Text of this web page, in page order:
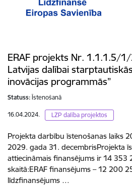
ERAF projekts Nr. 1.1.1.5/
Latvijas dalībai
inovācijas programmās”
Statuss: Īstenošanā
16.04.2024. LZP dalība projektos
Projekta darbību īstenošanas laiks
2029. gada 31. decembrisProjekta
attiecināmais finansējums ir 14 353
skaitā:ERAF finansējums – 12 200
līdzfinansējums …